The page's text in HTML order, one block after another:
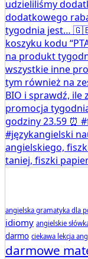
angielska gramatyka dla
idiomy angielskie
darmo ciekawa lekcja
darmowe